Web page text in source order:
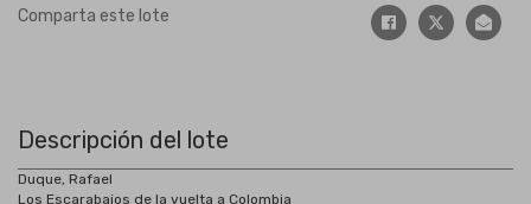
Comparta este lote
Descripción del lote
Duque, Rafael
Los Escarabajos de la vuelta a Colombia